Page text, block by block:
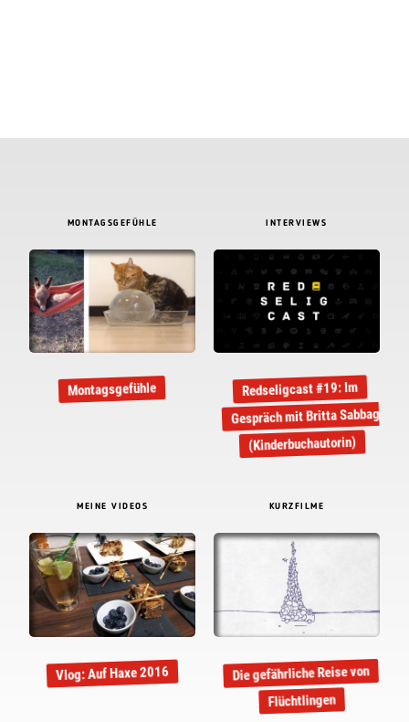
MONTAGSGEFÜHLE
Montagsgefühle
INTERVIEWS
Redseligcast #19: Im
Gespräch mit Britta Sabbag
(Kinderbuchautorin)
MEINE VIDEOS
Vlog: Auf Haxe 2016
KURZFILME
Die gefährliche Reise von
Flüchtlingen